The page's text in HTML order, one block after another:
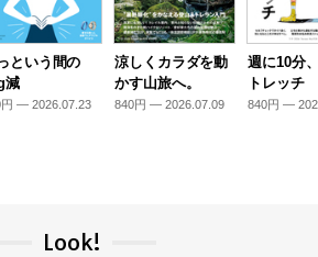
という間の
減
円 — 2026.07.23
涼しくカラダを動
かす山旅へ。
840円 — 2026.07.09
週に10分
トレッチ
840円 —
Look!